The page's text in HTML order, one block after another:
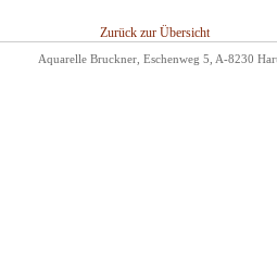
Zurück zur Übersicht
Aquarelle Bruckner, Eschenweg 5, A-8230